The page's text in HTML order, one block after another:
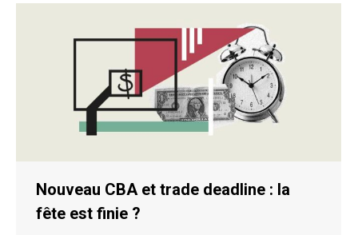
Nouveau CBA et trade deadline : la
fête est finie ?